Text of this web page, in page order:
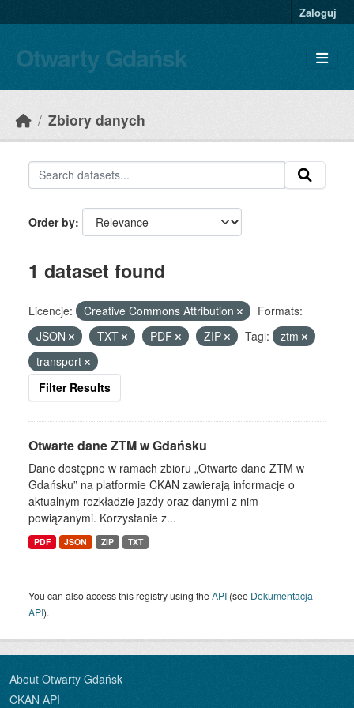
Zaloguj
Otwarty Gdańsk
Zbiory danych
Order by
1 dataset found
Licencje: Creative Commons Attribution
Formats:
JSON
TXT PDF ZIP Tagi:
ztm
transport
Filter Results
Otwarte dane ZTM w Gdańsku
Dane dostępne w ramach zbioru „Otwarte dane ZTM w
Gdańsku” na platformie CKAN zawierają informacje o
aktualnym rozkładzie jazdy oraz danymi z nim
powiązanymi. Korzystanie z...
PDF JSON ZIP TXT
You can also access this registry using theAPI (see Dokumentacja
API).
About Otwarty Gdańsk
CKAN API